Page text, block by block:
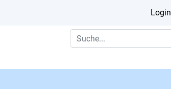
Login